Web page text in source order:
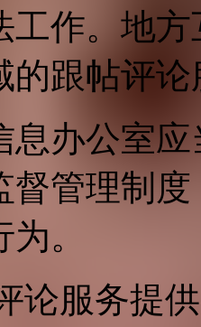
工作。地
的跟帖评
息办公室
督管理制
。
论服务提